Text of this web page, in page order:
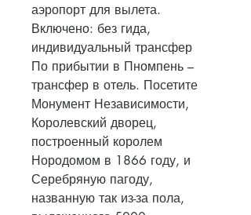
аэропорт для вылета.
Включено: без гида,
индивидуальный трансфер
По прибытии в Пномпень –
трансфер в отель. Посетите
Монумент Независимости,
Королевский дворец,
построенный королем
Нородомом в 1866 году, и
Серебряную пагоду,
названную так из-за пола,